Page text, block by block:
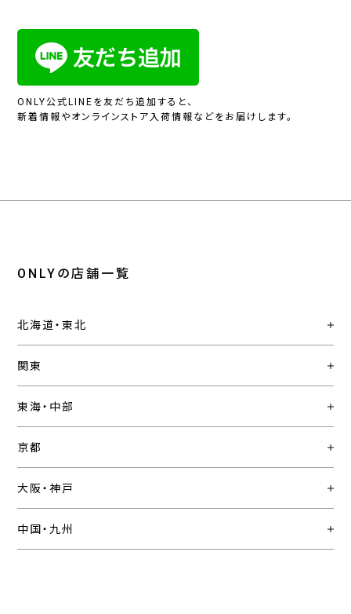
ONLY公式LINEを友だち追加すると、
新着情報やオンラインストア入荷情報などをお届けします。
ONLYの店舗一覧
北海道・東北
関東
東海・中部
京都
大阪・神戸
中国・九州